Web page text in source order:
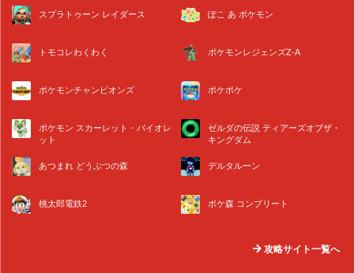
スプラトゥーン レイダース ぽこ あ ポケモン
トモコレわくわく ポケモンレジェンズZ-A
ポケモンチャンピオンズ ポケポケ
ポケモン スカーレット・バイオレ
ット
ゼルダの伝説 ティアーズオブザ・
キングダム
あつまれ どうぶつの森 デルタルーン
桃太郎電鉄2 ポケ森 コンプリート
攻略サイト一覧へ